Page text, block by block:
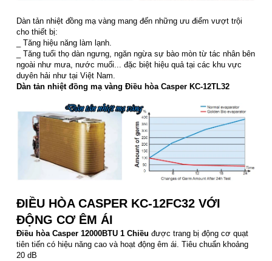
Dàn tản nhiệt đồng mạ vàng mang đến những ưu điểm vượt trội
cho thiết bị:
_ Tăng hiệu năng làm lạnh.
_ Tăng tuổi thọ dàn ngưng, ngăn ngừa sự bào mòn từ tác nhân bên
ngoài như mưa, nước muối... đặc biệt hiệu quả tại các khu vực
duyên hải như tại Việt Nam.
Dàn tản nhiệt đồng mạ vàng Điều hòa Casper KC-12TL32
ĐIỀU HÒA CASPER KC-12FC32 VỚI
ĐỘNG CƠ ÊM ÁI
Điều hòa Casper 12000BTU 1 Chiều được trang bị động cơ quạt
tiên tiến có hiệu năng cao và hoạt động êm ái. Tiêu chuẩn khoảng
20 dB